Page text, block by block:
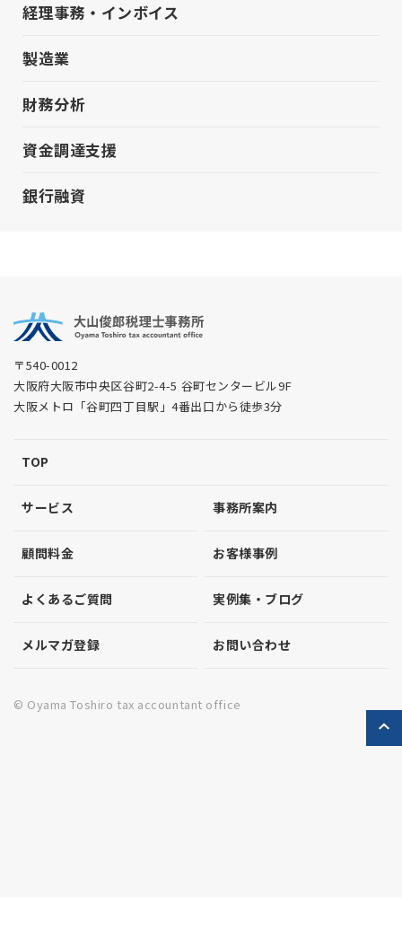
経理事務・インボイス
製造業
財務分析
資金調達支援
銀行融資
〒540-0012
大阪府大阪市中央区谷町2-4-5 谷町センタービル9F
大阪メトロ「谷町四丁目駅」4番出口から徒歩3分
TOP
サービス 事務所案内
顧問料金 お客様事例
よくあるご質問 実例集・ブログ
メルマガ登録 お問い合わせ
© Oyama Toshiro tax accountant office